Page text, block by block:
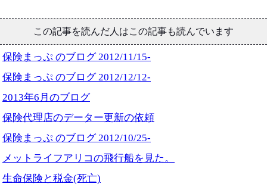
この記事を読んだ人はこの記事も読んでいます
保険まっぷ のブログ 2012/11/15-
保険まっぷ のブログ 2012/12/12-
2013年6月のブログ
保険代理店のデーター更新の依頼
保険まっぷ のブログ 2012/10/25-
メットライフアリコの飛行船を見た。
生命保険と税金(死亡)